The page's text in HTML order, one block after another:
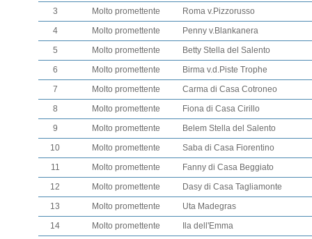
3
Molto promettente
Roma v.Pizzorusso
4
Molto promettente
Penny v.Blankanera
5
Molto promettente
Betty Stella del Salento
6
Molto promettente
Birma v.d.Piste Trophe
7
Molto promettente
Carma di Casa Cotroneo
8
Molto promettente
Fiona di Casa Cirillo
9
Molto promettente
Belem Stella del Salento
10
Molto promettente
Saba di Casa Fiorentino
11
Molto promettente
Fanny di Casa Beggiato
12
Molto promettente
Dasy di Casa Tagliamonte
13
Molto promettente
Uta Madegras
14
Molto promettente
Ila dell'Emma